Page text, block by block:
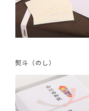
熨斗（のし）